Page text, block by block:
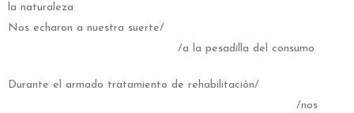
la naturaleza
Nos echaron a nuestra suerte/
/a la pesadilla del consumo
Durante el armado tratamiento de rehabilitación/
/nos